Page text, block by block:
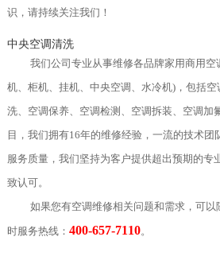
识，请持续关注我们！
中央空调清洗
我们公司专业从事维修各品牌家用商用
机、柜机、挂机、中央空调、水冷机)，包括
洗、空调保养、空调检测、空调拆装、空调加
目，我们拥有16年的维修经验，一流的技术团
服务质量，我们坚持为客户提供超出预期的专
致认可。
如果您有空调维修相关问题和需求，可
时服务热线： 400-657-7110。